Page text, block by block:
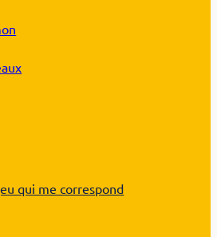
qui me correspond